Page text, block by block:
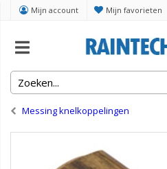
Mijn account Mijn favorieten
Home
Appendages montage
Messing knelkoppelingen